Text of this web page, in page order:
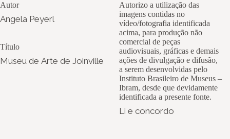
Autor
Angela Peyerl
Título
Museu de Arte de Joinville
Autorizo a utilização das
imagens contidas no
vídeo/fotografia identificada
acima, para produção não
comercial de peças
audiovisuais, gráficas e demais
ações de divulgação e difusão,
a serem desenvolvidas pelo
Instituto Brasileiro de Museus –
Ibram, desde que devidamente
identificada a presente fonte.
Li e concordo